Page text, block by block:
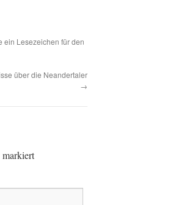
ein Lesezeichen für den
über die Neandertaler
→
markiert